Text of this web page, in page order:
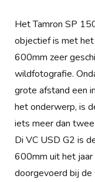
Het Tamron SP
objectief is met
600mm zeer
wildfotografie.
grote afstand een
het onderwerp, is
iets meer dan
Di VC USD G2 is
600mm uit het
doorgevoerd bij de